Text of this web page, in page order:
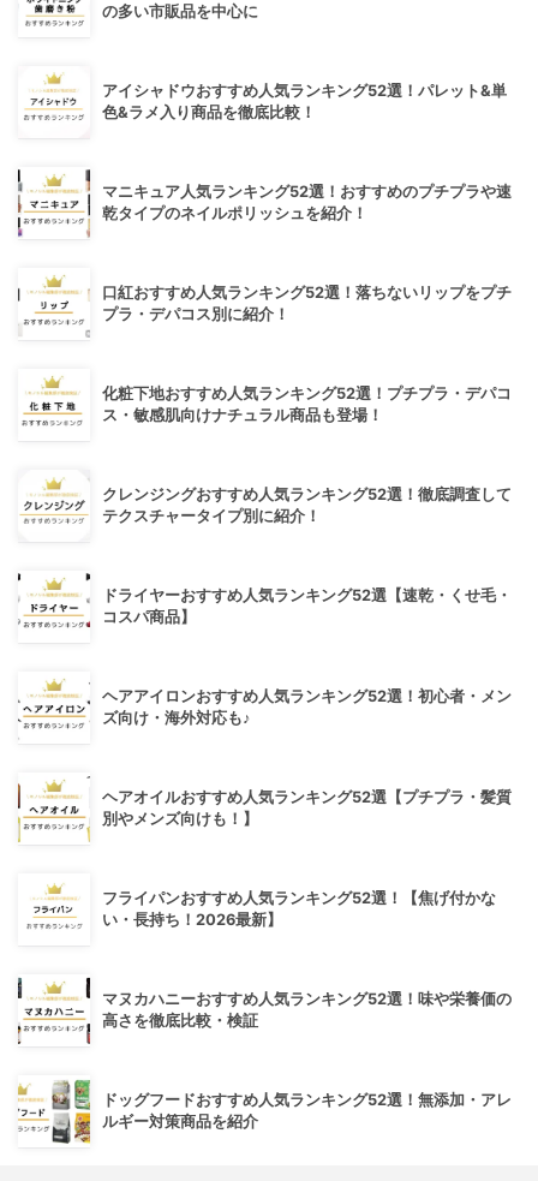
の多い市販品を中心に
アイシャドウおすすめ人気ランキング52選！パレット&単
色&ラメ入り商品を徹底比較！
マニキュア人気ランキング52選！おすすめのプチプラや速
乾タイプのネイルポリッシュを紹介！
口紅おすすめ人気ランキング52選！落ちないリップをプチ
プラ・デパコス別に紹介！
化粧下地おすすめ人気ランキング52選！プチプラ・デパコ
ス・敏感肌向けナチュラル商品も登場！
クレンジングおすすめ人気ランキング52選！徹底調査して
テクスチャータイプ別に紹介！
ドライヤーおすすめ人気ランキング52選【速乾・くせ毛・
コスパ商品】
ヘアアイロンおすすめ人気ランキング52選！初心者・メン
ズ向け・海外対応も♪
ヘアオイルおすすめ人気ランキング52選【プチプラ・髪質
別やメンズ向けも！】
フライパンおすすめ人気ランキング52選！【焦げ付かな
い・長持ち！2026最新】
マヌカハニーおすすめ人気ランキング52選！味や栄養価の
高さを徹底比較・検証
ドッグフードおすすめ人気ランキング52選！無添加・アレ
ルギー対策商品を紹介